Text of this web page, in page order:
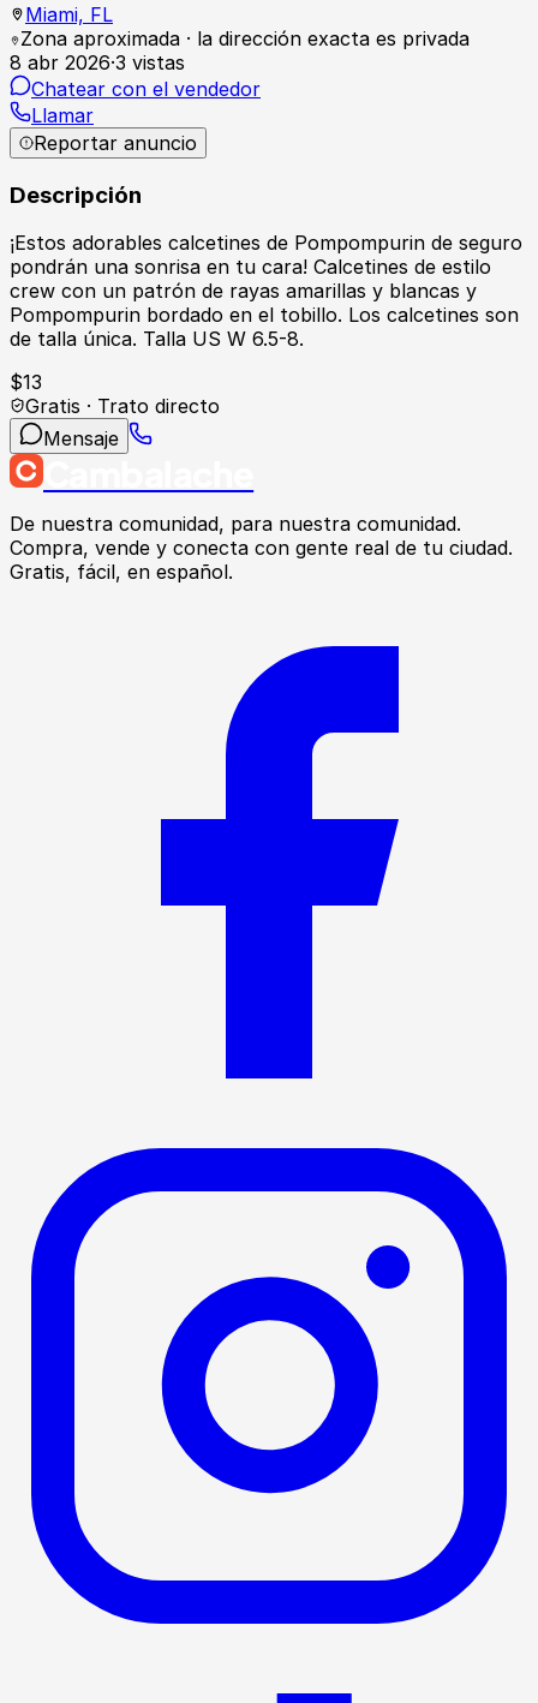
Miami, FL
Zona aproximada · la dirección exacta es privada
8 abr 2026·3 vistas
Chatear con el vendedor
Llamar
Reportar anuncio
Descripción
¡Estos adorables calcetines de Pompompurin de seguro
pondrán una sonrisa en tu cara! Calcetines de estilo
crew con un patrón de rayas amarillas y blancas y
Pompompurin bordado en el tobillo. Los calcetines son
de talla única. Talla US W 6.5-8.
$13
Gratis · Trato directo
Mensaje
De nuestra comunidad, para nuestra comunidad.
Compra, vende y conecta con gente real de tu ciudad.
Gratis, fácil, en español.